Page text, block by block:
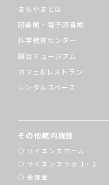
まちやまとは
図書館・電子図書館
科学教育センター
鍛冶ミュージアム
カフェ&レストラン
レンタルスペース
その他館内施設
サイエンスホール
サイエンスラボ 1・2
会議室